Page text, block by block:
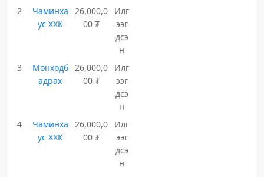
2
Чаминха
ус ХХК
26,000,0
00 ₮
Илг
ээг
дсэ
н
3
Мөнхөдб
адрах
26,000,0
00 ₮
Илг
ээг
дсэ
н
4
Чаминха
ус ХХК
26,000,0
00 ₮
Илг
ээг
дсэ
н